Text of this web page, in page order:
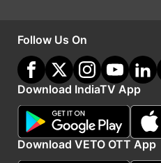
कन्या राशि:शुक्र का
Follow Us On
Download IndiaTV App
Download VETO OTT App